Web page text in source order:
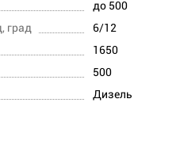
до 500
град
6/12
1650
500
Дизель